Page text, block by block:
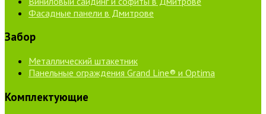
Фасадные панели в Дмитрове
Забор
Металлический штакетник
Панельные ограждения Grand Line® и Optima
Комплектующие